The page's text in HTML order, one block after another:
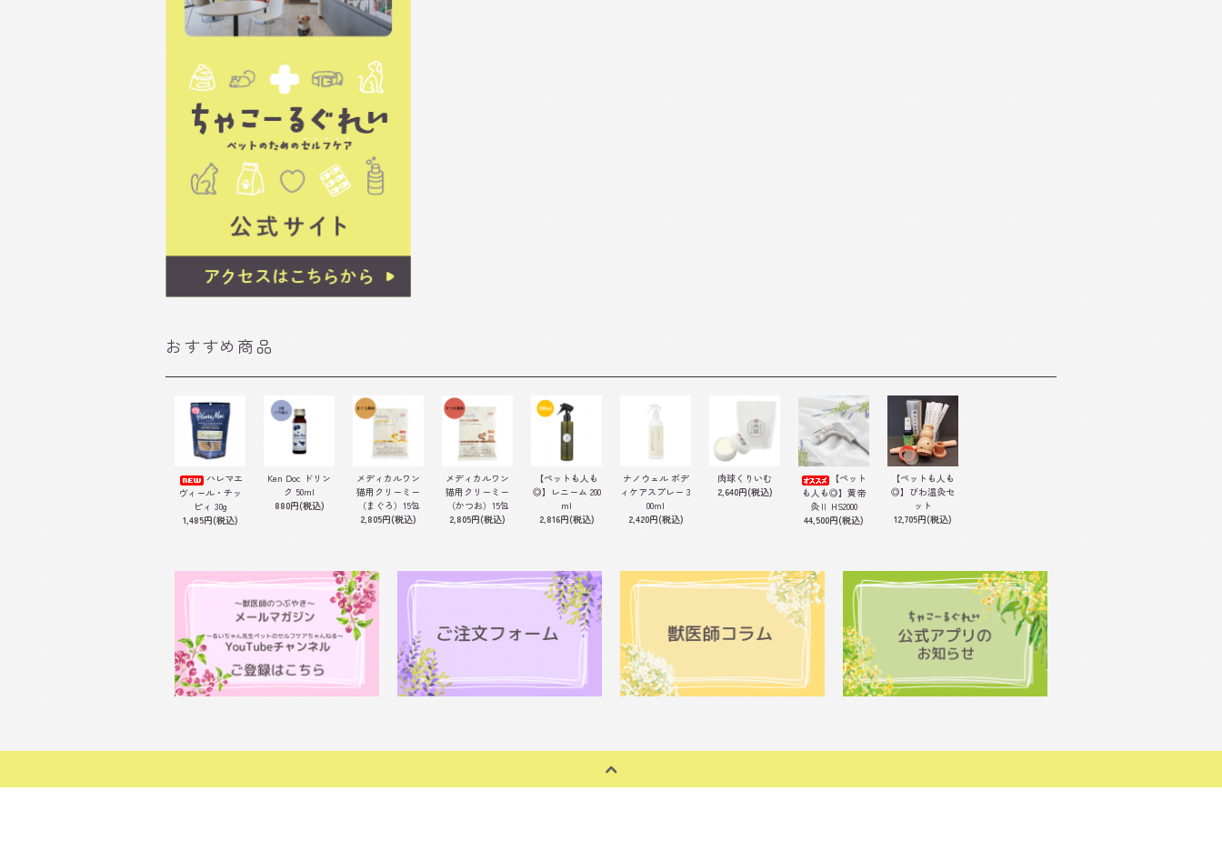
おすすめ商品
ハレマエ
ヴィール・チッ
ピィ 30g
1,485円(税込)
Ken Doc ドリン
ク 50ml
880円(税込)
メディカルワン
猫用クリーミー
（まぐろ）15包
2,805円(税込)
メディカルワン
猫用クリーミー
（かつお）15包
2,805円(税込)
【ペットも人も
◎】レニーム 200
ml
2,816円(税込)
ナノウェル ボデ
ィケアスプレー 3
00ml
2,420円(税込)
肉球くりいむ
2,640円(税込)
【ペット
も人も◎】黄帝
灸Ⅱ HS2000
44,500円(税込)
【ペットも人も
◎】びわ温灸セ
ット
12,705円(税込)